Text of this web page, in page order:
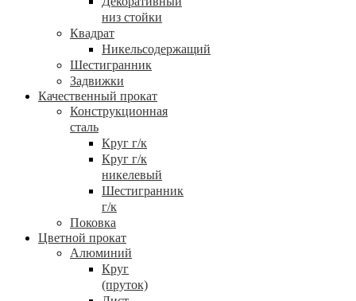
низ стойки
Квадрат
Никельсодержащий
Шестигранник
Задвижки
Качественный прокат
Конструкционная
сталь
Круг г/к
Круг г/к
никелевый
Шестигранник
г/к
Поковка
Цветной прокат
Алюминий
Круг
(пруток)